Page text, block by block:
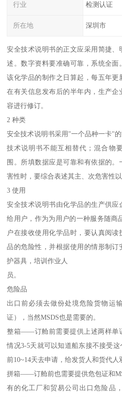
行业 检测认证
所在地 深圳市
安全技术说明书的正文应采用简捷
述。数字资料要准确可靠，系统全面
该化学品的制作之日算起，每五年更
在有关信息发布后的半年内，生产
容进行修订。
2 种类
安全技术说明书采用"一个品种一卡"
技术说明书不能互相替代；混合物
围。所填数据应是可靠和有依据的
害性时，要综合表述其主、次危害性
3 使用
安全技术说明书由化学品的生产供
给用户，作为为用户的一种服务随商
户在接收使用化学品时，要认真阅
品的危险性，并根据使用的情形制
护器具，培训作业人
员。
危险品
出口前必须去做份处境危险货物运
证），当然MSDS也是需要的。
整箱——订舱前需要提供上述两样单
情况3-5天就可以知道船东接不接受
前10~14天去申请，给发货人和货代人
拼箱——订舱前也需要提供危包证和
有的化工厂和贸易公司出口危险品